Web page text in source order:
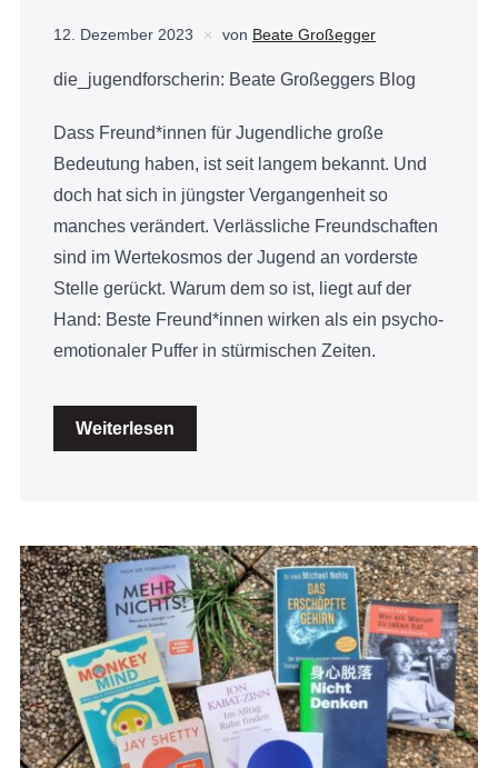
12. Dezember 2023 von Beate Großegger
die_jugendforscherin: Beate Großeggers Blog
Dass Freund*innen für Jugendliche große
Bedeutung haben, ist seit langem bekannt. Und
doch hat sich in jüngster Vergangenheit so
manches verändert. Verlässliche Freundschaften
sind im Wertekosmos der Jugend an vorderste
Stelle gerückt. Warum dem so ist, liegt auf der
Hand: Beste Freund*innen wirken als ein psycho-
emotionaler Puffer in stürmischen Zeiten.
Weiterlesen